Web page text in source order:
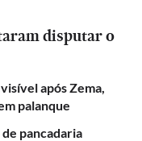
disputar o
após Zema,
palanque
de pancadaria